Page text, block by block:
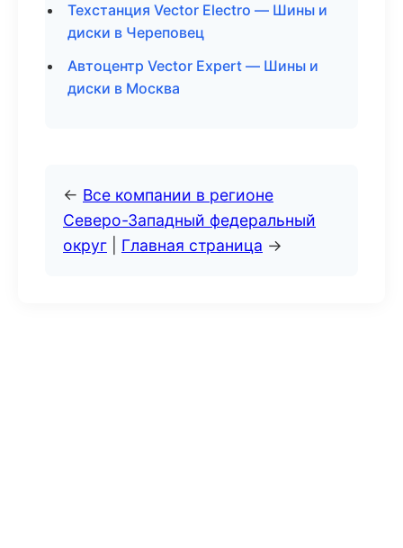
Техстанция Vector Electro — Шины и
диски в Череповец
Автоцентр Vector Expert — Шины и
диски в Москва
← Все компании в регионе
Северо-Западный федеральный
округ
Главная страница →